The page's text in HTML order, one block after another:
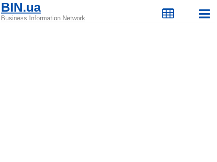
BIN.ua
Business Information Network